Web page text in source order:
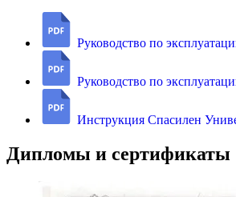
Руководство по
Руководство по
Инструкция Спасилен
Дипломы и сертификаты